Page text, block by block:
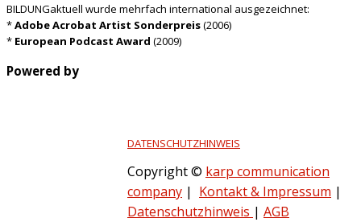
BILDUNGaktuell wurde mehrfach international ausgezeichnet:
*Adobe Acrobat Artist Sonderpreis(2006)
* European Podcast Award (2009)
Powered by
DATENSCHUTZHINWEIS
Copyright © karp communication
company | Kontakt & Impressum |
Datenschutzhinweis | AGB